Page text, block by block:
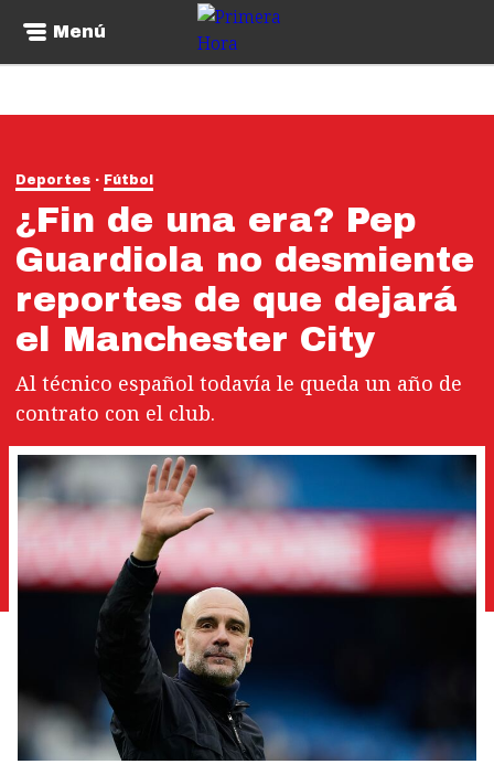
Menú
Deportes Fútbol
¿Fin de una era? Pep
Guardiola no desmiente
reportes de que dejará
el Manchester City
Al técnico español todavía le queda un año de
contrato con el club.